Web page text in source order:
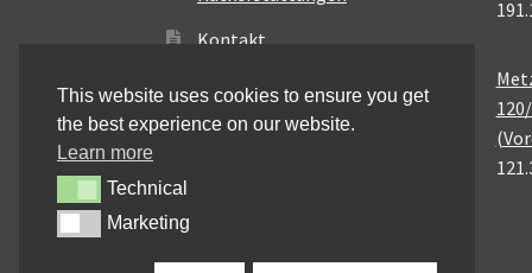
Kontakt
This website uses cookies to ensure you get
the best experience on our website.
Learn more
TechnicalTechnical
MarketingMarketing